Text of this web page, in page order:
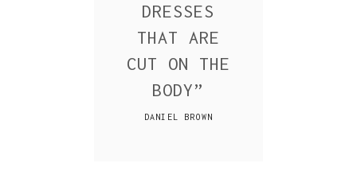
DRESSES
THAT ARE
CUT ON THE
BODY”
DANIEL BROWN